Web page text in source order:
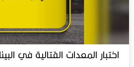
اختبار المعدات القتالية في